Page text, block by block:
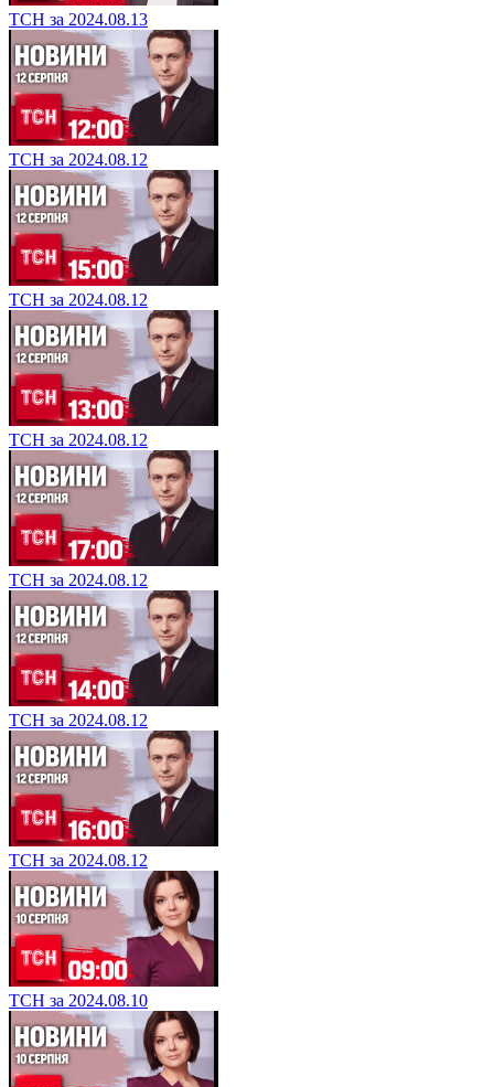
ТСН за 2024.08.13
ТСН за 2024.08.12
ТСН за 2024.08.12
ТСН за 2024.08.12
ТСН за 2024.08.12
ТСН за 2024.08.12
ТСН за 2024.08.12
ТСН за 2024.08.10